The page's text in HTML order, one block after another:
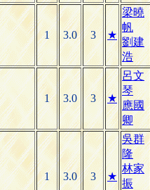
1 3.0 3 ★
梁曉
帆
劉建
浩
1 3.0 3 ★
呂文
琴
應國
卿
1 3.0 3 ★
吳群
隆
林家
振